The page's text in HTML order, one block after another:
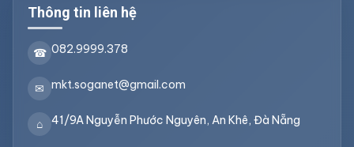
Thông tin liên hệ
☎ 082.9999.378
✉ mkt.soganet@gmail.com
⌂ 41/9A Nguyễn Phước Nguyên, An Khê, Đà Nẵng